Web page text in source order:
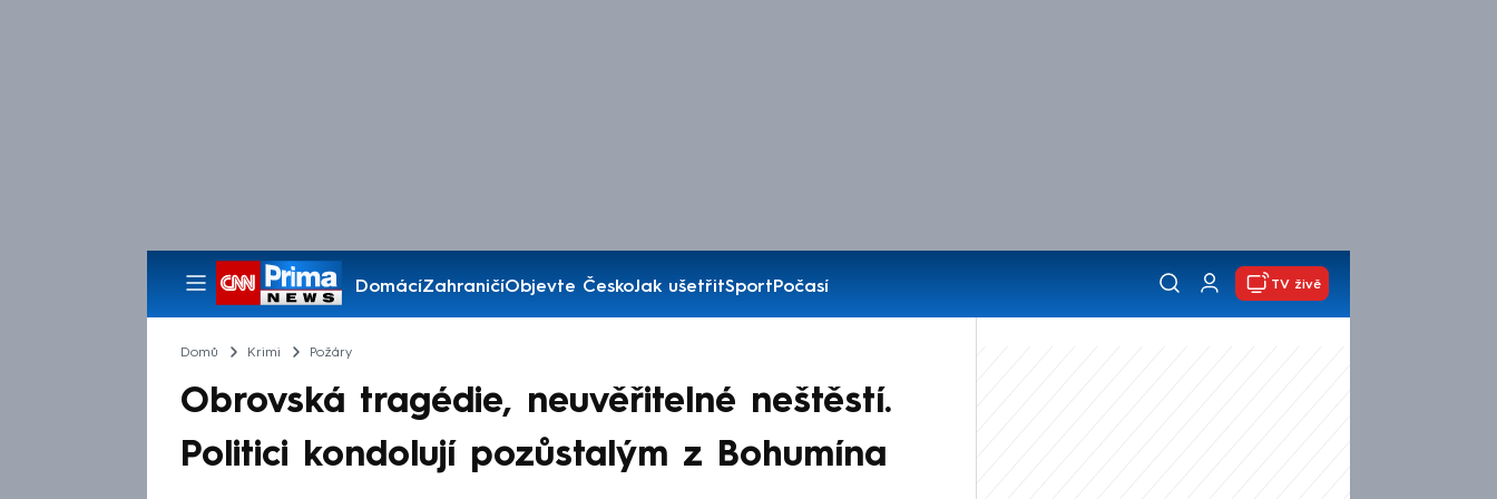
DomácíZahraničíObjevte ČeskoJak ušetřitSportPočasí
Pořady
TV živě
Domů Krimi Požáry
Obrovská tragédie, neuvěřitelné neštěstí.
Politici kondolují pozůstalým z Bohumína